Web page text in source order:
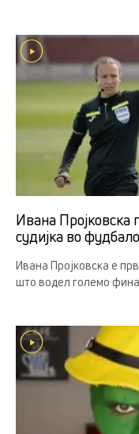
Ивана Пројковска
судијка во
Ивана Пројковска е
што водел големо